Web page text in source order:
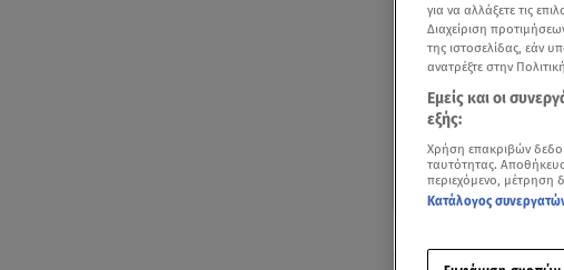
για να αλλάξετε τις
Διαχείριση
της ιστοσελίδας, εάν
ανατρέξτε στην
Εμείς και οι
εξής:
Χρήση επακριβών
ταυτότητας.
περιεχόμενο, μέτρηση
Κατάλογος